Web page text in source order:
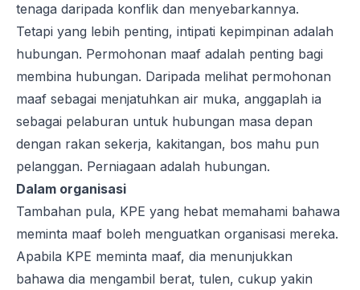
tenaga daripada konflik dan menyebarkannya.
Tetapi yang lebih penting, intipati kepimpinan adalah
hubungan. Permohonan maaf adalah penting bagi
membina hubungan. Daripada melihat permohonan
maaf sebagai menjatuhkan air muka, anggaplah ia
sebagai pelaburan untuk hubungan masa depan
dengan rakan sekerja, kakitangan, bos mahu pun
pelanggan. Perniagaan adalah hubungan.
Dalam organisasi
Tambahan pula, KPE yang hebat memahami bahawa
meminta maaf boleh menguatkan organisasi mereka.
Apabila KPE meminta maaf, dia menunjukkan
bahawa dia mengambil berat, tulen, cukup yakin